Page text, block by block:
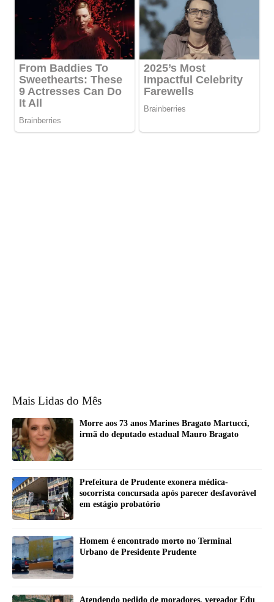
Mais Lidas do Mês
Morre aos 73 anos Marines Bragato Martucci,
irmã do deputado estadual Mauro Bragato
Prefeitura de Prudente exonera médica-
socorrista concursada após parecer desfavorável
em estágio probatório
Homem é encontrado morto no Terminal
Urbano de Presidente Prudente
Atendendo pedido de moradores, vereador Edu